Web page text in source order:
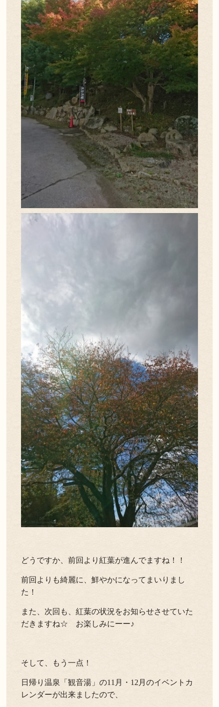
どうですか、前回より紅葉が進んでますね！！
前回よりも綺麗に、鮮やかになってまいりまし
た！
また、次回も、紅葉の状況をお知らせさせていた
だきますね☆ お楽しみにーー♪
そして、もう一点！
日帰り温泉「観音湯」の11月・12月のイベントカ
レンダーが出来ましたので、